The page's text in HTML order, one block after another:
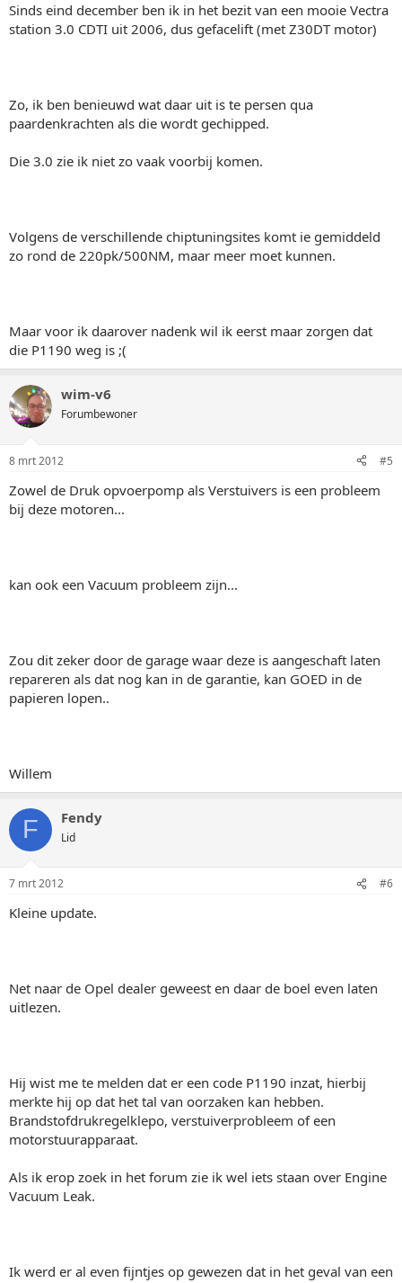
Sinds eind december ben ik in het bezit van een mooie Vectra
station 3.0 CDTI uit 2006, dus gefacelift (met Z30DT motor)
Zo, ik ben benieuwd wat daar uit is te persen qua
paardenkrachten als die wordt gechipped.
Die 3.0 zie ik niet zo vaak voorbij komen.
Volgens de verschillende chiptuningsites komt ie gemiddeld
zo rond de 220pk/500NM, maar meer moet kunnen.
Maar voor ik daarover nadenk wil ik eerst maar zorgen dat
die P1190 weg is ;(
wim-v6
Forumbewoner
8 mrt 2012 #5
Zowel de Druk opvoerpomp als Verstuivers is een probleem
bij deze motoren...
kan ook een Vacuum probleem zijn...
Zou dit zeker door de garage waar deze is aangeschaft laten
repareren als dat nog kan in de garantie, kan GOED in de
papieren lopen..
Willem
F Fendy
Lid
7 mrt 2012 #6
Kleine update.
Net naar de Opel dealer geweest en daar de boel even laten
uitlezen.
Hij wist me te melden dat er een code P1190 inzat, hierbij
merkte hij op dat het tal van oorzaken kan hebben.
Brandstofdrukregelklepo, verstuiverprobleem of een
motorstuurapparaat.
Als ik erop zoek in het forum zie ik wel iets staan over Engine
Vacuum Leak.
Ik werd er al even fijntjes op gewezen dat in het geval van een